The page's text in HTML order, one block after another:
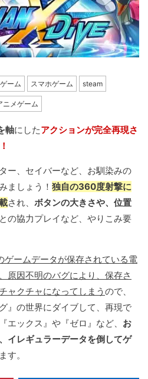
ーム スマホゲーム steam
ニメゲーム
軸にしたアクションが完全再現さ
ー、セイバーなど、お馴染みの
ましょう！ 独自の360度射撃に
され、 ボタンの大きさや、位置
の協力プレイなど、やりこみ要
ゲームデータが保存されている電
原因不明のバグにより、保存さ
ャクチャになってしまう ので、
』の世界にダイブして、再現で
エックス』や『ゼロ』など、 お
イレギュラーデータを倒してゲ
す。